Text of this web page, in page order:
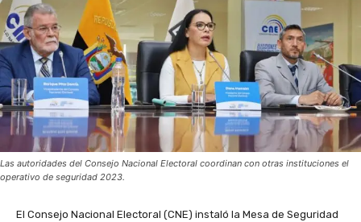
Las autoridades del Consejo Nacional Electoral coordinan con otras instituciones el
operativo de seguridad 2023.
El Consejo Nacional Electoral (CNE) instaló la Mesa de Seguridad